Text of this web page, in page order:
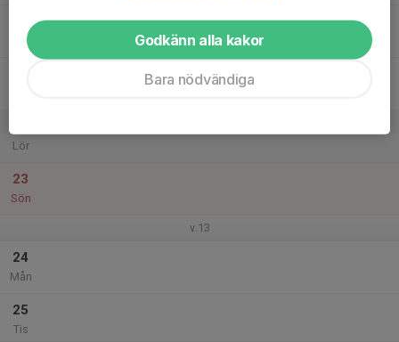
Tor
Lör
23
Sön
v.13
24
Mån
25
Tis
Godkänn alla kakor
Bara nödvändiga